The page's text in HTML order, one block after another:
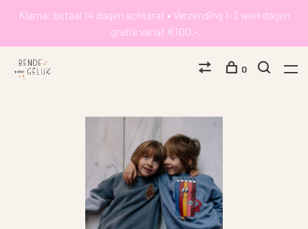
Klarna: betaal 14 dagen achteraf • Verzending 1-2 werkdagen
gratis vanaf €100,-
0